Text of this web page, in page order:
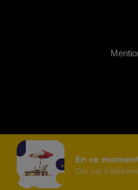
En ce
On va